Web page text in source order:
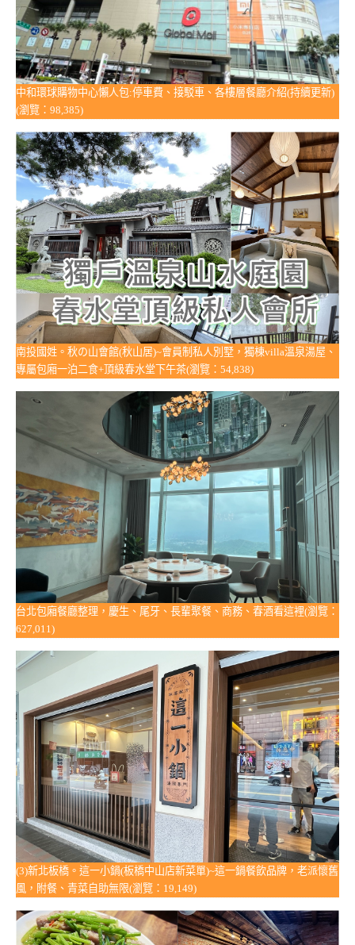
中和環球購物中心懶人包:停車費、接駁車、各樓層餐廳介紹(持續更新)
(瀏覽：98,385)
南投國姓。秋の山會館(秋山居)~會員制私人別墅，獨棟villa溫泉湯屋、
專屬包廂一泊二食+頂級春水堂下午茶(瀏覽：54,838)
台北包廂餐廳整理，慶生、尾牙、長輩聚餐、商務、春酒看這裡(瀏覽：
627,011)
(3)新北板橋。這一小鍋(板橋中山店新菜單)~這一鍋餐飲品牌，老派懷舊
風，附餐、青菜自助無限(瀏覽：19,149)